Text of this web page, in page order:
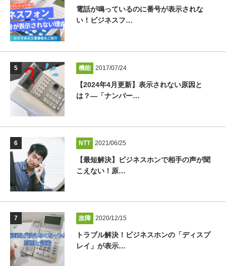
電話が鳴っているのに番号が表示されな
い！ビジネスフ…
機能 2017/07/24
【2024年4月更新】表示されない原因と
は？―「ナンバー…
NTT 2021/06/25
【最短解決】ビジネスホンで相手の声が聞
こえない！原…
故障 2020/12/15
トラブル解決！ビジネスホンの「ディスプ
レイ」が表示…